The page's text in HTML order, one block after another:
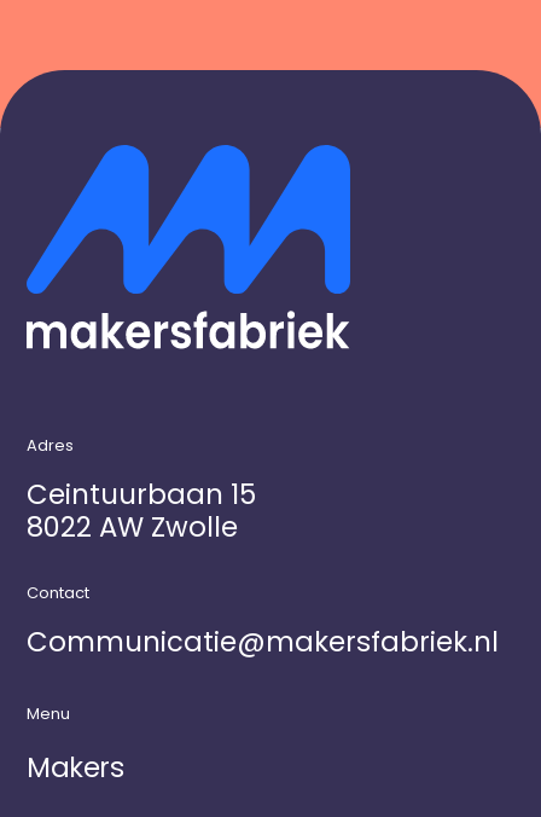
Adres
Ceintuurbaan 15
8022 AW Zwolle
Contact
Communicatie@makersfabriek.nl
Menu
Makers